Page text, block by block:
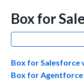
Box for
Box for Salesforce
Box for Agentforce